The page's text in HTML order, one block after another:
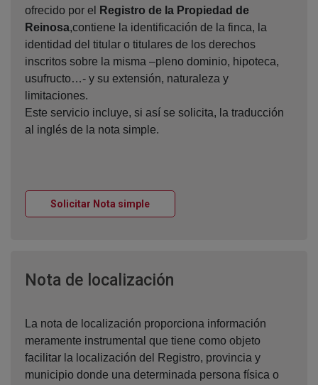
ofrecido por el
Registro de la Propiedad de
Reinosa,contiene la identificación de la finca, la
identidad del titular o titulares de los derechos
inscritos sobre la misma –pleno dominio, hipoteca,
usufructo…- y su extensión, naturaleza y
limitaciones.
Este servicio incluye, si así se solicita, la traducción
al inglés de la nota simple.
Solicitar Nota simpleVentana nueva
Nota de localización
La nota de localización proporciona información
meramente instrumental que tiene como objeto
facilitar la localización del Registro, provincia y
municipio donde una determinada persona física o